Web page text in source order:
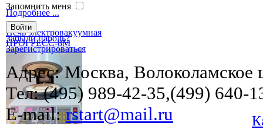
Подробнее ...
Печь электровакуумная
ПРОГРЕСС-8М
Запомнить меня
Забыли пароль?
Зарегистрироваться
Адрес: Москва, Волоколамское
Тел: (495) 989-42-35,(499) 640-
E-mail:rstart@mail.ru